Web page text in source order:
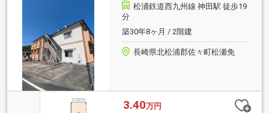
松浦鉄道西九州線 神田駅 徒歩19
分
築30年8ヶ月 / 2階建
長崎県北松浦郡佐々町松瀬免
3.40万円